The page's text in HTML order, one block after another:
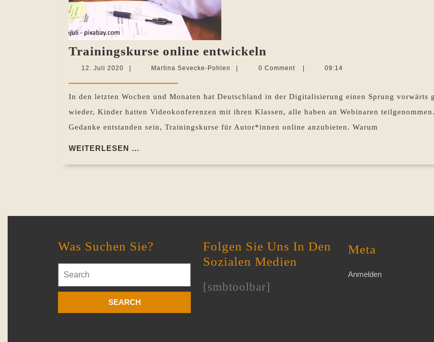
Trainingskurse online entwickeln
online
12. Juli 2020 12.
2020
Martina Sevecke-Pohlen
Martina
0 Comment 09:14
In den letzten Wochen und Monaten hat Deutschland in der Digitalisierung einen Sprung vorwärts
wieder, Kinder hatten Videokonferenzen mit ihren Klassen, alle haben an Webinaren
Gedanke entstanden sein, Trainingskurse für Autor*innen online anzubieten. Warum
WEITERLESEN ...
Was Suchen Sie?
for:
Folgen Sie Uns In Den
Sozialen Medien
[smbtoolbar]
Meta
Anmelden